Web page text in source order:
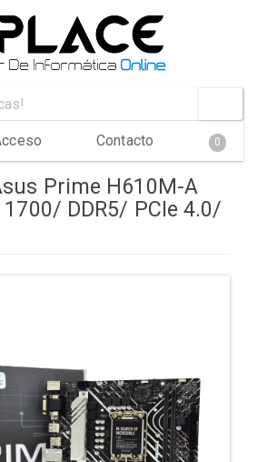
Contacto 0
Prime H610M-A
DDR5/ PCIe 4.0/